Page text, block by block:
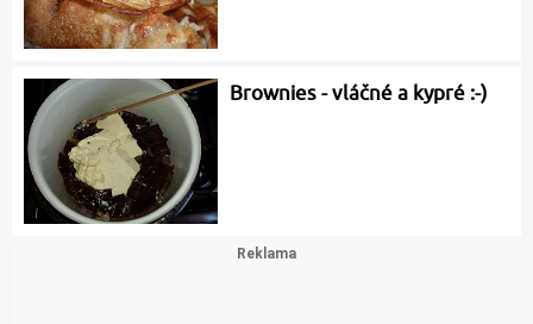
Brownies - vláčné a kypré :-)